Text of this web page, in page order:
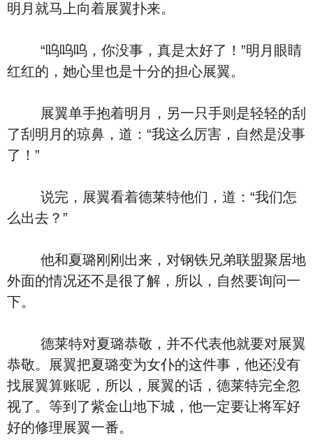
明月就马上向着展翼扑来。
“呜呜呜，你没事，真是太好了！”明月眼睛
红红的，她心里也是十分的担心展翼。
展翼单手抱着明月，另一只手则是轻轻的刮
了刮明月的琼鼻，道：“我这么厉害，自然是没事
了！”
说完，展翼看着德莱特他们，道：“我们怎
么出去？”
他和夏璐刚刚出来，对钢铁兄弟联盟聚居地
外面的情况还不是很了解，所以，自然要询问一
下。
德莱特对夏璐恭敬，并不代表他就要对展翼
恭敬。展翼把夏璐变为女仆的这件事，他还没有
找展翼算账呢，所以，展翼的话，德莱特完全忽
视了。等到了紫金山地下城，他一定要让将军好
好的修理展翼一番。